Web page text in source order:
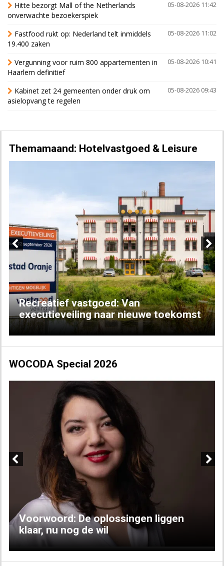
05-08-2026 11:42
Hitte bezorgt Mall of the Netherlands
onverwachte bezoekerspiek
05-08-2026 11:02
Fastfood rukt op: Nederland telt inmiddels
19.400 zaken
05-08-2026 10:41
Vergunning voor ruim 800 appartementen in
Haarlem definitief
05-08-2026 09:43
Kabinet zet 24 gemeenten onder druk om
asielopvang te regelen
Themamaand: Hotelvastgoed & Leisure
Recreatief vastgoed: Van
executieveiling naar nieuwe toekomst
Next
WOCODA Special 2026
Voorwoord: De oplossingen liggen
klaar, nu nog de wil